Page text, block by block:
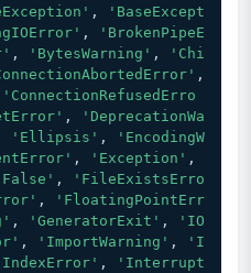
,
'BaseExcept
,
'BrokenPipeE
, 'BytesWarning' ,
'Chi
'ConnectionRefusedErro
,
'DeprecationWa
'Ellipsis' ,
'EncodingW
, 'Exception'
,
'FileExistsErro
,
'FloatingPointErr
, 'GeneratorExit' ,
'IO
, 'ImportWarning' ,
'I
,
'Interrupt